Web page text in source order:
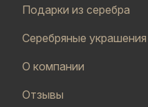
Подарки из серебра
Серебряные украшения
О компании
Отзывы